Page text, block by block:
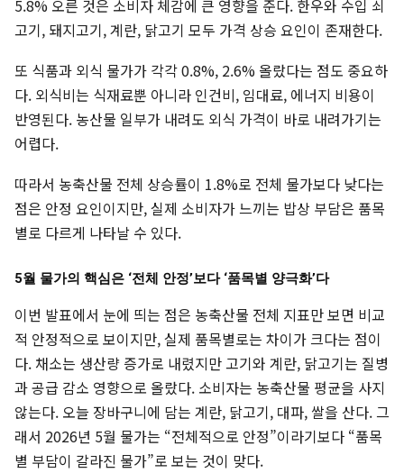
5.8% 오른 것은 소비자 체감에 큰 영향을 준다. 한우와 수입 쇠
고기, 돼지고기, 계란, 닭고기 모두 가격 상승 요인이 존재한다.
또 식품과 외식 물가가 각각 0.8%, 2.6% 올랐다는 점도 중요하
다. 외식비는 식재료뿐 아니라 인건비, 임대료, 에너지 비용이
반영된다. 농산물 일부가 내려도 외식 가격이 바로 내려가기는
어렵다.
따라서 농축산물 전체 상승률이 1.8%로 전체 물가보다 낮다는
점은 안정 요인이지만, 실제 소비자가 느끼는 밥상 부담은 품목
별로 다르게 나타날 수 있다.
5월 물가의 핵심은 ‘전체 안정’보다 ‘품목별 양극화’다
이번 발표에서 눈에 띄는 점은 농축산물 전체 지표만 보면 비교
적 안정적으로 보이지만, 실제 품목별로는 차이가 크다는 점이
다. 채소는 생산량 증가로 내렸지만 고기와 계란, 닭고기는 질병
과 공급 감소 영향으로 올랐다. 소비자는 농축산물 평균을 사지
않는다. 오늘 장바구니에 담는 계란, 닭고기, 대파, 쌀을 산다. 그
래서 2026년 5월 물가는 “전체적으로 안정”이라기보다 “품목
별 부담이 갈라진 물가”로 보는 것이 맞다.